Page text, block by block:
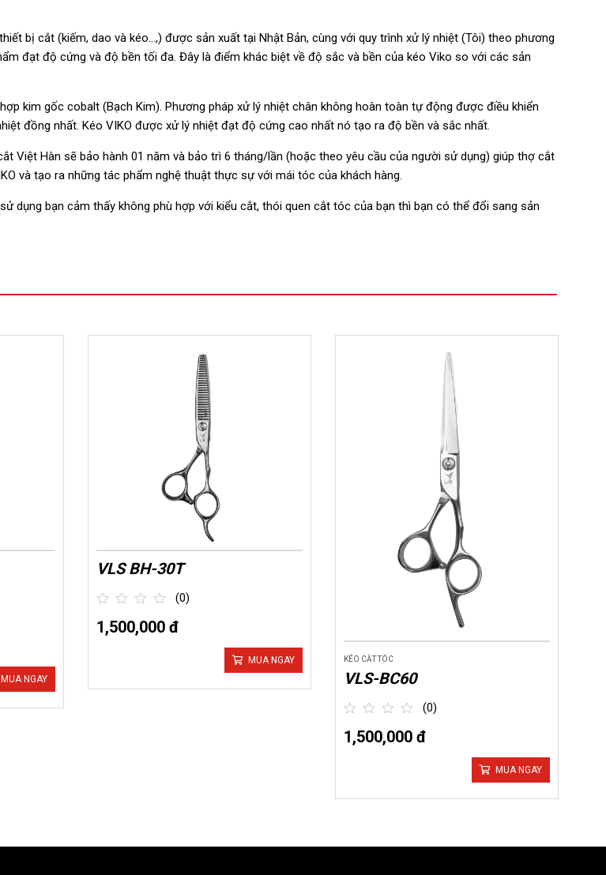
bị cắt (kiếm, dao và kéo…,) được sản xuất tại Nhật Bản, cùng với quy trình xử lý nhiệt (Tôi) theo phương
đạt độ cứng và độ bền tối đa. Đây là điểm khác biệt về độ sắc và bền của kéo Viko so với các sản
kim gốc cobalt (Bạch Kim). Phương pháp xử lý nhiệt chân không hoàn toàn tự động được điều khiển
đồng nhất. Kéo VIKO được xử lý nhiệt đạt độ cứng cao nhất nó tạo ra độ bền và sắc nhất.
Việt Hàn sẽ bảo hành 01 năm và bảo trì 6 tháng/lần (hoặc theo yêu cầu của người sử dụng) giúp thợ cắt
và tạo ra những tác phẩm nghệ thuật thực sự với mái tóc của khách hàng.
dụng bạn cảm thấy không phù hợp với kiểu cắt, thói quen cắt tóc của bạn thì bạn có thể đổi sang sản
MUA NGAY
VLS BH-30T
out
of
(0)
1,500,000 đ
MUA NGAY KÉO CẮT TÓC
VLS-BC60
out
of
(0)
1,500,000 đ
MUA NGAY